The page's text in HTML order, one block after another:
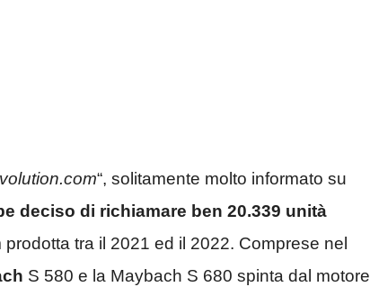
“, solitamente molto informato su
deciso di richiamare ben 20.339 unità
tra il 2021 ed il 2022. Comprese nel
S 580 e la Maybach S 680 spinta dal motore